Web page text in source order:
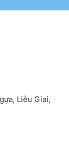
Liễu Giai,